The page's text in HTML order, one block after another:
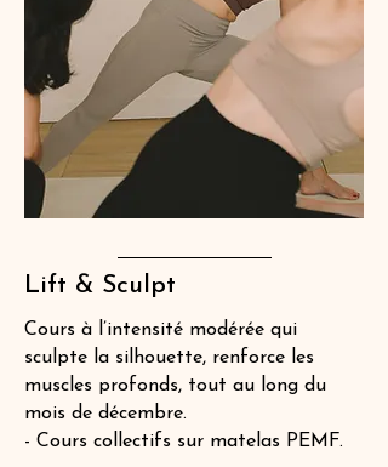
Lift & Sculpt
Cours à l’intensité modérée qui
sculpte la silhouette, renforce les
muscles profonds, tout au long du
mois de décembre.
- Cours collectifs sur matelas PEMF.